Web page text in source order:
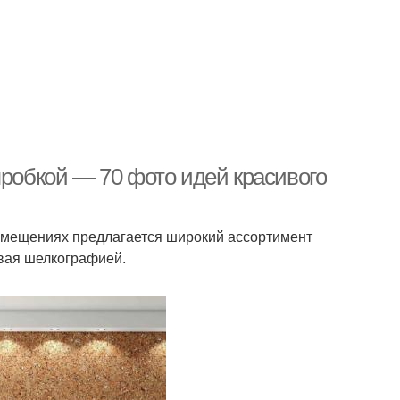
— 70 фото идей красивого
предлагается широкий ассортимент
шелкографией.